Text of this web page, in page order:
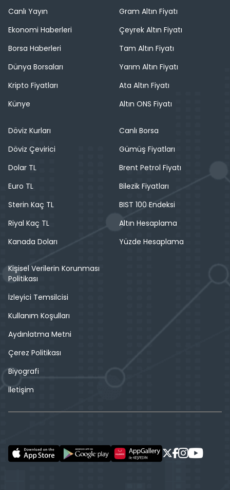
Canlı Yayın
Ekonomi Haberleri
Borsa Haberleri
Dünya Borsaları
Kripto Fiyatları
Künye
Gram Altın Fiyatı
Çeyrek Altın Fiyatı
Tam Altın Fiyatı
Yarım Altın Fiyatı
Ata Altın Fiyatı
Altın ONS Fiyatı
Döviz Kurları
Döviz Çevirici
Dolar TL
Euro TL
Sterin Kaç TL
Riyal Kaç TL
Kanada Doları
Canlı Borsa
Gümüş Fiyatları
Brent Petrol Fiyatı
Bilezik Fiyatları
BIST 100 Endeksi
Altın Hesaplama
Yüzde Hesaplama
Kişisel Verilerin Korunması
Politikası
İzleyici Temsilcisi
Kullanım Koşulları
Aydınlatma Metni
Çerez Politikası
Biyografi
İletişim